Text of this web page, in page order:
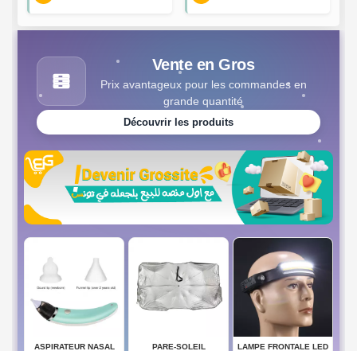
Vente en Gros
Prix avantageux pour les commandes en
grande quantité
Découvrir les produits
PARE-SOLEIL
LAMPE FRONTALE LED
SENSOR STREET LAMP